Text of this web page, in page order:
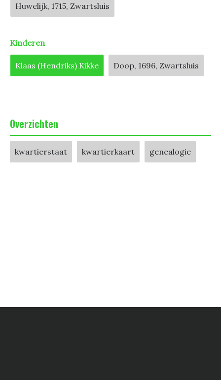
Huwelijk, 1715, Zwartsluis
Kinderen
Klaas (Hendriks) Kikke Doop, 1696, Zwartsluis
Overzichten
kwartierstaat kwartierkaart genealogie